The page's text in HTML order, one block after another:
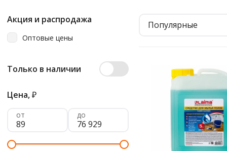
Акция и распродажа
Оптовые цены
Только в наличии
Цена,₽
от до
Популярные